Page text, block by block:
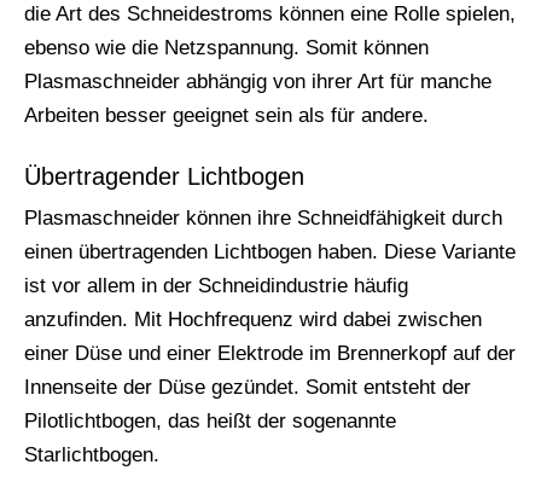
die Art des Schneidestroms können eine Rolle spielen,
ebenso wie die Netzspannung. Somit können
Plasmaschneider abhängig von ihrer Art für manche
Arbeiten besser geeignet sein als für andere.
Übertragender Lichtbogen
Plasmaschneider können ihre Schneidfähigkeit durch
einen übertragenden Lichtbogen haben. Diese Variante
ist vor allem in der Schneidindustrie häufig
anzufinden. Mit Hochfrequenz wird dabei zwischen
einer Düse und einer Elektrode im Brennerkopf auf der
Innenseite der Düse gezündet. Somit entsteht der
Pilotlichtbogen, das heißt der sogenannte
Starlichtbogen.